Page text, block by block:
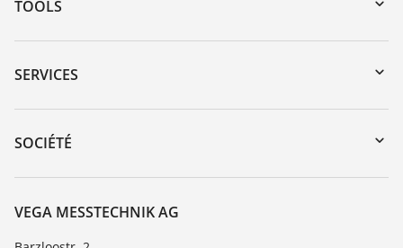
TOOLS
Téléchargements
Recherche par numéro de série
DTM Collection/PACTware
SERVICES
Retour d'appareil
Formations
SOCIÉTÉ
À propos de VEGA
Contact
News
VEGA MESSTECHNIK AG